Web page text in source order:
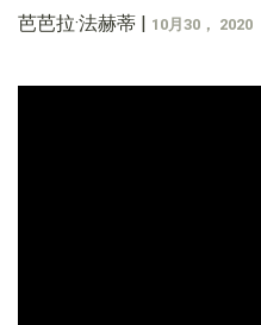
芭芭拉·法赫蒂 | 10月30， 2020